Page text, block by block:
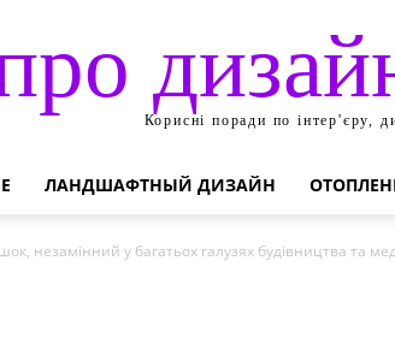
Корисні поради по інтер'єру,
ЛАНДШАФТНЫЙ ДИЗАЙН
незамінний у багатьох галузях будівництва та